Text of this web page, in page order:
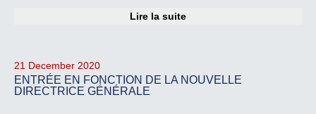
Lire la suite
21 December 2020
ENTRÉE EN FONCTION DE LA NOUVELLE
DIRECTRICE GÉNÉRALE